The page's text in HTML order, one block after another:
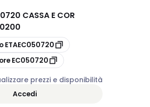
CASSA E COR
ETAEC050720
EC050720
prezzi e disponibilità
Accedi